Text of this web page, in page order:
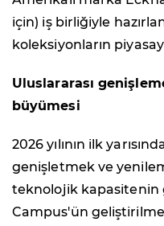
için) iş birliğiyle
koleksiyonların
Uluslararası
büyümesi
2026 yılının ilk
genişletmek ve
teknolojik kapasitenin
Campus'ün